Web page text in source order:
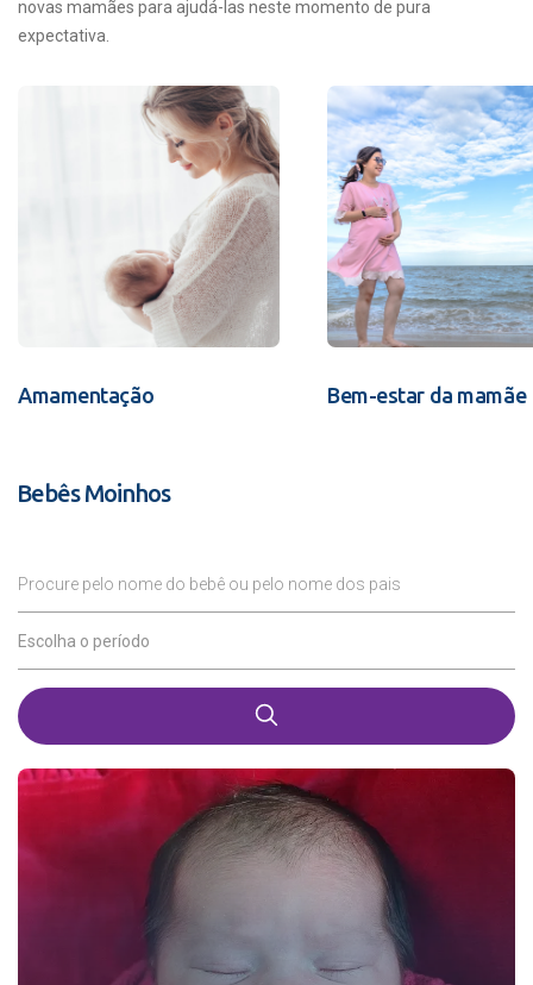
novas mamães para ajudá-las neste momento de pura
expectativa.
Amamentação Bem-estar da mamãe
Bebês Moinhos
Procure pelo nome do bebê ou pelo nome dos pais
Escolha o período